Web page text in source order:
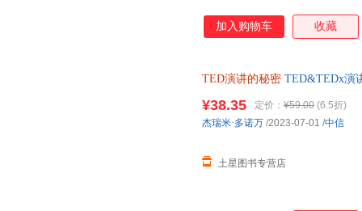
加入购物车 收藏
TED演讲的秘密 TED&TEDx演
¥38.35 定价： ¥59.00 (6.5折)
土星图书专营店
杰瑞米·多诺万 /2023-07-01 /中信